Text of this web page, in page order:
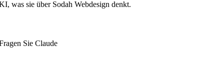
was sie über Sodah Webdesign denkt.
Sie Claude